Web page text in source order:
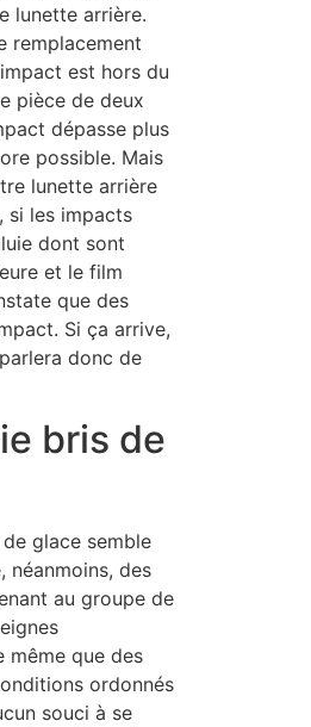
lunette arrière.
remplacement
est hors du
pièce de deux
dépasse plus
possible. Mais
lunette arrière
si les impacts
dont sont
et le film
que des
Si ça arrive,
donc de
bris de
glace semble
néanmoins, des
au groupe de
même que des
ordonnés
souci à se